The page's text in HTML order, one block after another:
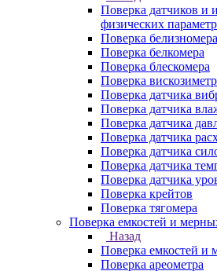
Поверка датчиков и
физических
Поверка белизномера
Поверка белкомера
Поверка блескомера
Поверка
Поверка датчика
Поверка датчика
Поверка датчика
Поверка датчика
Поверка датчика
Поверка датчика
Поверка датчика
Поверка крейтов
Поверка тягомера
Поверка емкостей и
Назад
Поверка емкостей и
Поверка ареометра